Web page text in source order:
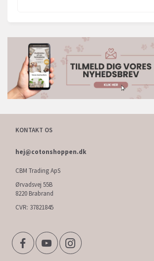
KONTAKT OS
hej@cotonshoppen.dk
CBM Trading ApS
Ørvadsvej 55B
8220 Brabrand
CVR: 37821845